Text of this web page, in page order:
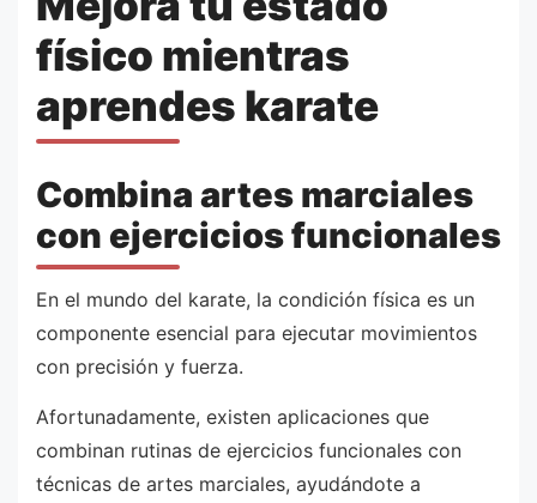
físico mientras
aprendes karate
Combina artes marciales
con ejercicios funcionales
En el mundo del karate, la condición física es un
componente esencial para ejecutar movimientos
con precisión y fuerza.
Afortunadamente, existen aplicaciones que
combinan rutinas de ejercicios funcionales con
técnicas de artes marciales, ayudándote a